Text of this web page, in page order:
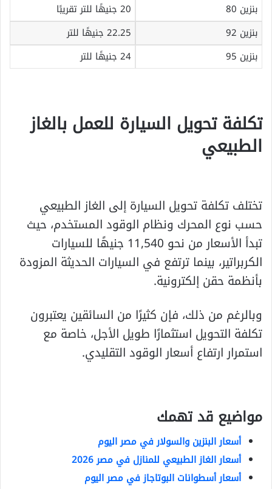
بنزين 80
20 جنيهًا للتر تقريبًا
بنزين 92
22.25 جنيهًا للتر
بنزين 95
24 جنيهًا للتر
تكلفة تحويل السيارة للعمل بالغاز
الطبيعي
تختلف تكلفة تحويل السيارة إلى الغاز الطبيعي
حسب نوع المحرك ونظام الوقود المستخدم، حيث
تبدأ الأسعار من نحو 11,540 جنيهًا للسيارات
الكربراتير، بينما ترتفع في السيارات الحديثة المزودة
بأنظمة حقن إلكترونية.
وبالرغم من ذلك، فإن كثيرًا من السائقين يعتبرون
تكلفة التحويل استثمارًا طويل الأجل، خاصة مع
استمرار ارتفاع أسعار الوقود التقليدي.
مواضيع قد تهمك
أسعار البنزين والسولار في مصر اليوم
أسعار الغاز الطبيعي للمنازل في مصر 2026
أسعار أسطوانات البوتاجاز في مصر اليوم